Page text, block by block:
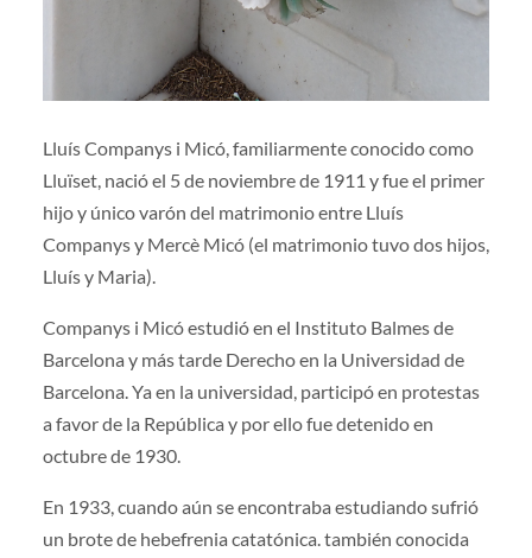
Lluís Companys i Micó, familiarmente conocido como
Lluïset, nació el 5 de noviembre de 1911 y fue el primer
hijo y único varón del matrimonio entre Lluís
Companys y Mercè Micó (el matrimonio tuvo dos hijos,
Lluís y Maria).
Companys i Micó estudió en el Instituto Balmes de
Barcelona y más tarde Derecho en la Universidad de
Barcelona. Ya en la universidad, participó en protestas
a favor de la República y por ello fue detenido en
octubre de 1930.
En 1933, cuando aún se encontraba estudiando sufrió
un brote de hebefrenia catatónica. también conocida